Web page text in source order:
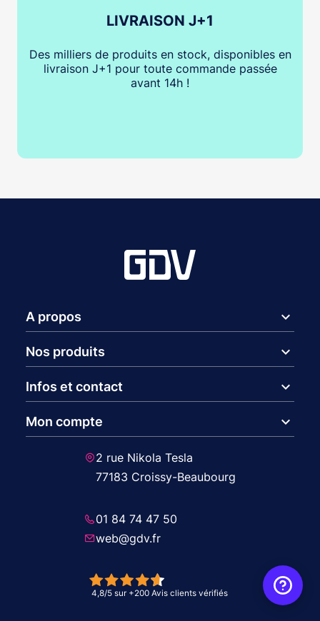
LIVRAISON J+1
Des milliers de produits en stock, disponibles en
livraison J+1 pour toute commande passée
avant 14h !
A propos expand_more
Nos produits expand_more
Infos et contact expand_more
Mon compte expand_more
2 rue Nikola Tesla
77183 Croissy-Beaubourg
01 84 74 47 50
web@gdv.fr